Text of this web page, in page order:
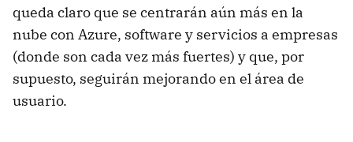
queda claro que se centrarán aún más en la
nube con Azure, software y servicios a empresas
(donde son cada vez más fuertes) y que, por
supuesto, seguirán mejorando en el área de
usuario.